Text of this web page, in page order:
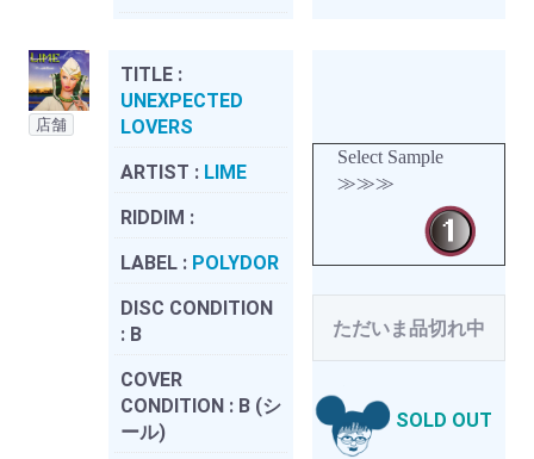
店舗
TITLE :
UNEXPECTED
LOVERS
ARTIST : LIME
RIDDIM :
LABEL : POLYDOR
DISC CONDITION
: B
COVER
CONDITION : B (シ
ール)
Select Sample
≫≫≫
ただいま品切れ中
SOLD OUT